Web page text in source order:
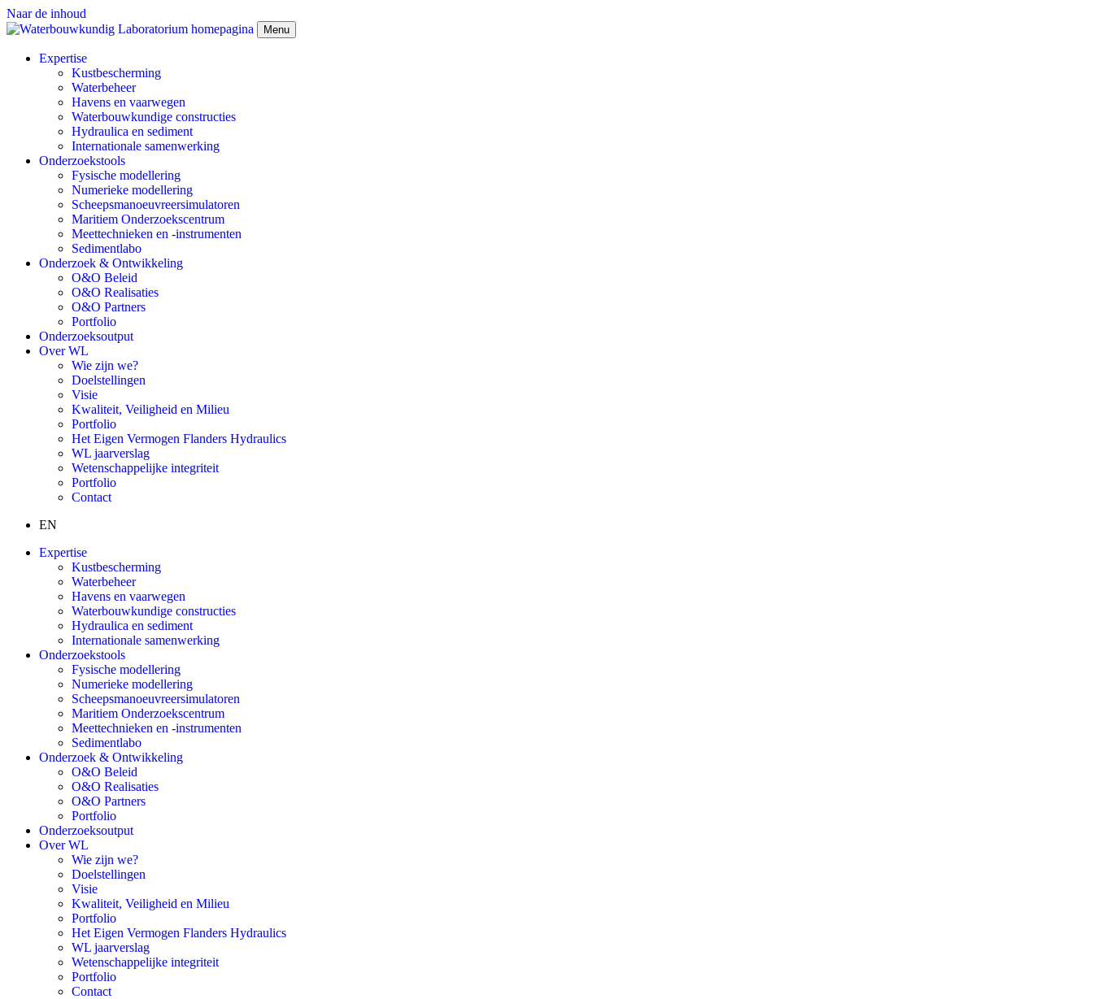
Naar de inhoud
Menu
Expertise
Kustbescherming
Waterbeheer
Havens en vaarwegen
Waterbouwkundige constructies
Hydraulica en sediment
Internationale samenwerking
Onderzoekstools
Fysische modellering
Numerieke modellering
Scheepsmanoeuvreersimulatoren
Maritiem Onderzoekscentrum
Meettechnieken en -instrumenten
Sedimentlabo
Onderzoek & Ontwikkeling
O&O Beleid
O&O Realisaties
O&O Partners
Portfolio
Onderzoeksoutput
Over WL
Wie zijn we?
Doelstellingen
Visie
Kwaliteit, Veiligheid en Milieu
Portfolio
Het Eigen Vermogen Flanders Hydraulics
WL jaarverslag
Wetenschappelijke integriteit
Portfolio
Contact
EN
Expertise
Kustbescherming
Waterbeheer
Havens en vaarwegen
Waterbouwkundige constructies
Hydraulica en sediment
Internationale samenwerking
Onderzoekstools
Fysische modellering
Numerieke modellering
Scheepsmanoeuvreersimulatoren
Maritiem Onderzoekscentrum
Meettechnieken en -instrumenten
Sedimentlabo
Onderzoek & Ontwikkeling
O&O Beleid
O&O Realisaties
O&O Partners
Portfolio
Onderzoeksoutput
Over WL
Wie zijn we?
Doelstellingen
Visie
Kwaliteit, Veiligheid en Milieu
Portfolio
Het Eigen Vermogen Flanders Hydraulics
WL jaarverslag
Wetenschappelijke integriteit
Portfolio
Contact